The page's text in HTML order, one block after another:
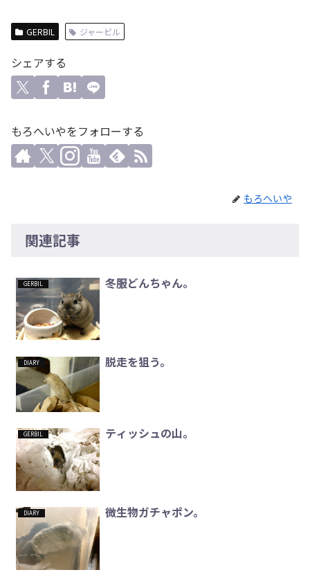
GERBIL ジャービル
シェアする
もろへいやをフォローする
もろへいや
関連記事
GERBIL 冬服どんちゃん。
DIARY 脱走を狙う。
GERBIL ティッシュの山。
DIARY 微生物ガチャポン。